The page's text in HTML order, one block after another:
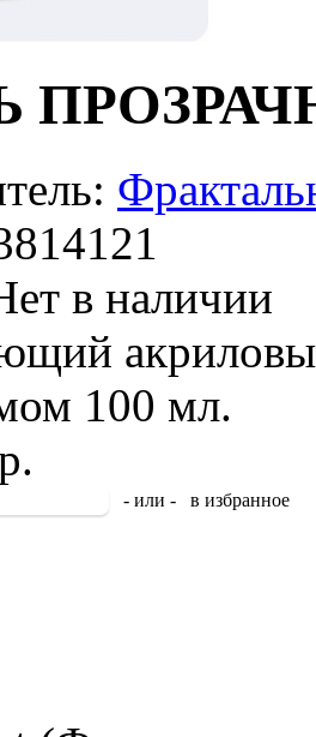
в наличии
100 мл.
- или - в избранное